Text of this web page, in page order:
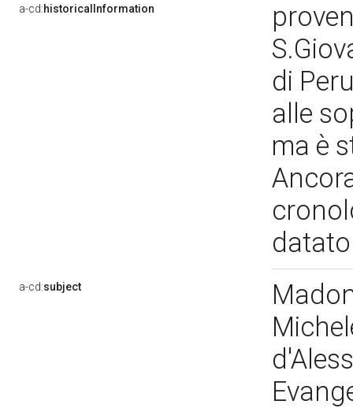
a-cd:historicalInformation
di
alle
ma è
a-cd:subject